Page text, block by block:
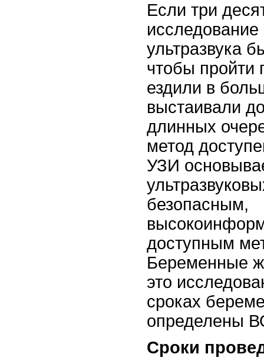
Если три
ультразвука
чтобы пройти
ездили в
выстаивали
длинных
метод
УЗИ
безопасным,
доступным
Беременные
это
сроках
определены
Сроки